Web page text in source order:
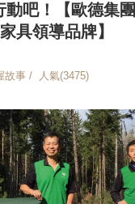
動吧！【歐德集
具領導品牌】
故事 / 人氣(3475)